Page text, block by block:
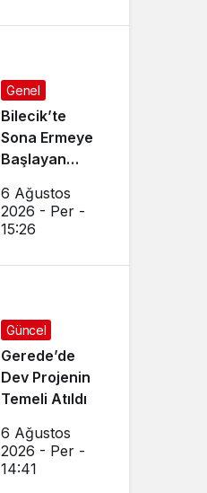
Genel
Bilecik’te
Sona Ermeye
Başlayan
Sürdürüyor
6 Ağustos
2026 - Per -
15:26
Güncel
Gerede’de
Dev Projenin
Temeli Atıldı
6 Ağustos
2026 - Per -
14:41